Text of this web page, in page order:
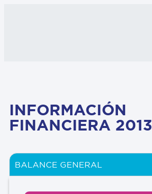
INFORMACIÓN
FINANCIERA 2013
BALANCE GENERAL